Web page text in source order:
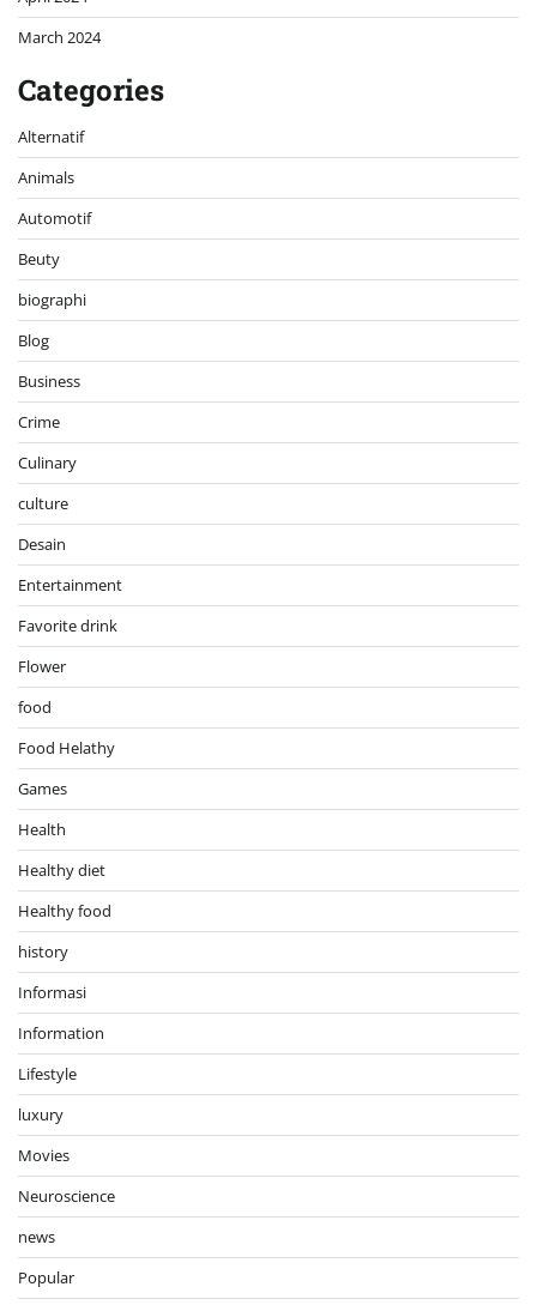
March 2024
Categories
Alternatif
Animals
Automotif
Beuty
biographi
Blog
Business
Crime
Culinary
culture
Desain
Entertainment
Favorite drink
Flower
food
Food Helathy
Games
Health
Healthy diet
Healthy food
history
Informasi
Information
Lifestyle
luxury
Movies
Neuroscience
news
Popular